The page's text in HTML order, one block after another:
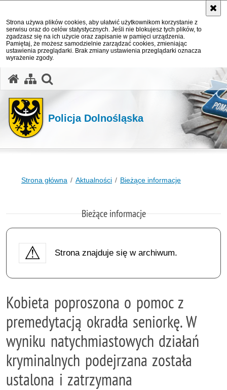
Strona używa plików cookies, aby ułatwić użytkownikom korzystanie z
serwisu oraz do celów statystycznych. Jeśli nie blokujesz tych plików, to
zgadzasz się na ich użycie oraz zapisanie w pamięci urządzenia.
Pamiętaj, że możesz samodzielnie zarządzać cookies, zmieniając
ustawienia przeglądarki. Brak zmiany ustawienia przeglądarki oznacza
wyrażenie zgody.
Policja Dolnośląska
Strona główna Aktualności Bieżące informacje
Bieżące informacje
Strona znajduje się w archiwum.
Kobieta poproszona o pomoc z
premedytacją okradła seniorkę. W
wyniku natychmiastowych działań
kryminalnych podejrzana została
ustalona i zatrzymana